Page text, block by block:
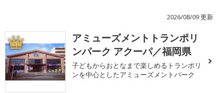
2026/08/09 更新
1
アミューズメントトランポリ
ンパーク アクーパ／福岡県
子どもからおとなまで楽しめるトランポリ
ンを中心としたアミューズメントパーク